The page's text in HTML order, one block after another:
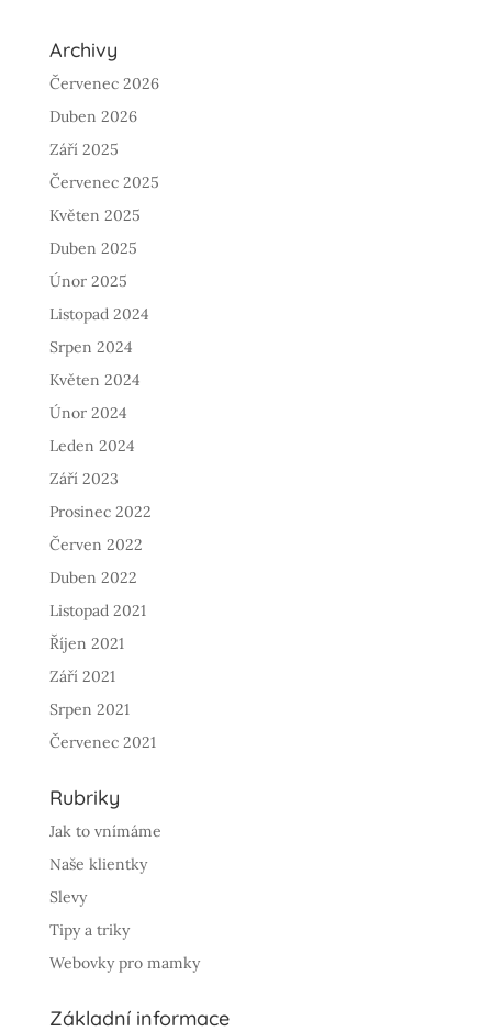
Archivy
Červenec 2026
Duben 2026
Září 2025
Červenec 2025
Květen 2025
Duben 2025
Únor 2025
Listopad 2024
Srpen 2024
Květen 2024
Únor 2024
Leden 2024
Září 2023
Prosinec 2022
Červen 2022
Duben 2022
Listopad 2021
Říjen 2021
Září 2021
Srpen 2021
Červenec 2021
Rubriky
Jak to vnímáme
Naše klientky
Slevy
Tipy a triky
Webovky pro mamky
Základní informace